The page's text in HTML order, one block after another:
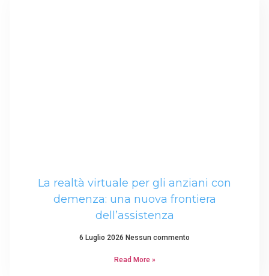
La realtà virtuale per gli anziani con
demenza: una nuova frontiera
dell’assistenza
6 Luglio 2026 Nessun commento
Read More »